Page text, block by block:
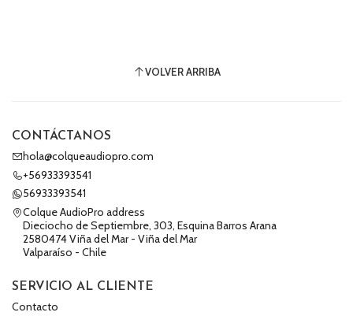
VOLVER ARRIBA
CONTÁCTANOS
hola@colqueaudiopro.com
+56933393541
56933393541
Colque AudioPro address
Dieciocho de Septiembre, 303, Esquina Barros Arana
2580474 Viña del Mar - Viña del Mar
Valparaíso - Chile
SERVICIO AL CLIENTE
Contacto